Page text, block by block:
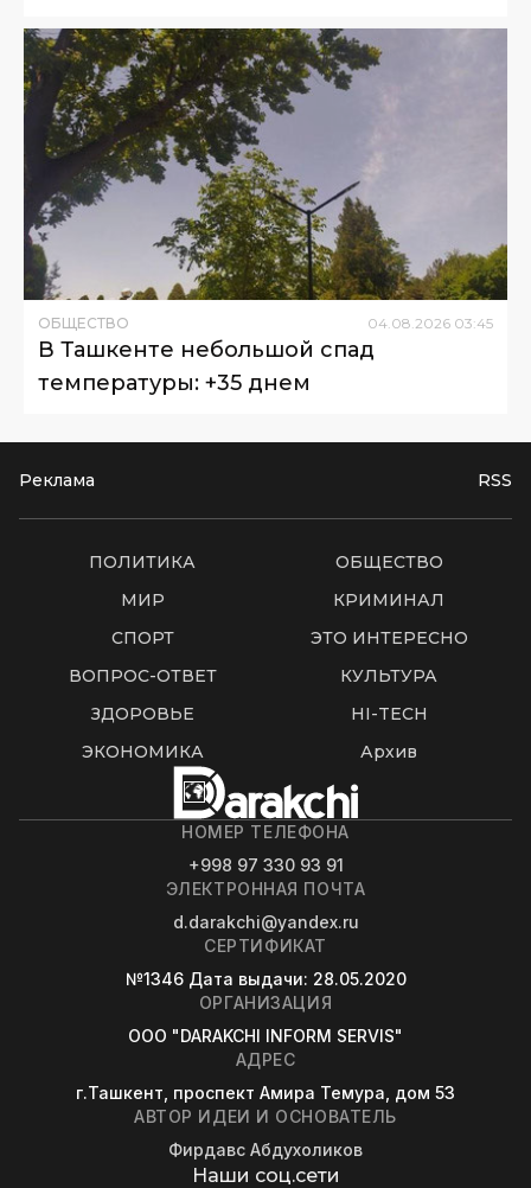
ОБЩЕСТВО 04.08.2026 03:45
В Ташкенте небольшой спад
температуры: +35 днем
Реклама RSS
ПОЛИТИКА
ОБЩЕСТВО
МИР
КРИМИНАЛ
СПОРТ
ЭТО ИНТЕРЕСНО
ВОПРОС-ОТВЕТ
КУЛЬТУРА
ЗДОРОВЬЕ
HI-TECH
ЭКОНОМИКА
Архив
НОМЕР ТЕЛЕФОНА
+998 97 330 93 91
ЭЛЕКТРОННАЯ ПОЧТА
d.darakchi@yandex.ru
СЕРТИФИКАТ
№1346 Дата выдачи: 28.05.2020
ОРГАНИЗАЦИЯ
OOO "DARAKCHI INFORM SERVIS"
АДРЕС
г.Ташкент, проспект Амира Темура, дом 53
АВТОР ИДЕИ И ОСНОВАТЕЛЬ
Фирдавс Абдухоликов
Наши соц.сети